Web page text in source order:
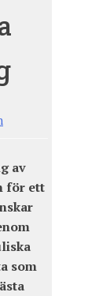
av
för ett
som